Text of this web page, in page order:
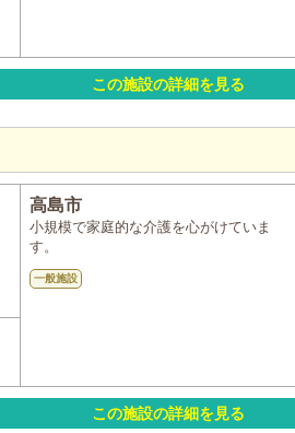
この施設の詳細を見る
高島市
小規模で家庭的な介護を心がけていま
す。
一般施設
この施設の詳細を見る